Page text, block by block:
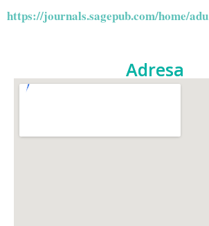
https://journals.sagepub.com/home/adu
Adresa